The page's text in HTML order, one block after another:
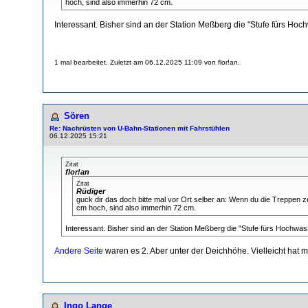
hoch, sind also immerhin 72 cm.
Interessant. Bisher sind an der Station Meßberg die "Stufe fürs
1 mal bearbeitet. Zuletzt am 06.12.2025 11:09 von flor!an.
Sören
Re: Nachrüsten von U-Bahn-Stationen mit Fahrstühlen
06.12.2025 15:21
Zitat
flor!an
Zitat
Rüdiger
guck dir das doch bitte mal vor Ort selber an: Wenn du die Treppen
cm hoch, sind also immerhin 72 cm.
Interessant. Bisher sind an der Station Meßberg die "Stufe fürs
Andere Seite waren es 2. Aber unter der Deichhöhe. Vielleicht hat
Ingo Lange